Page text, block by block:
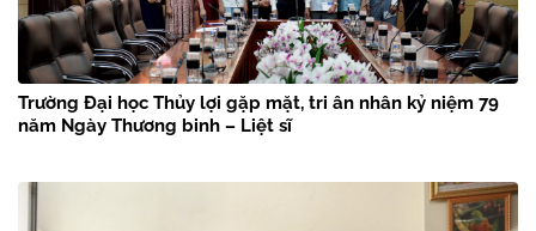
Trường Đại học Thủy lợi gặp mặt, tri ân nhân kỷ niệm 79
năm Ngày Thương binh – Liệt sĩ